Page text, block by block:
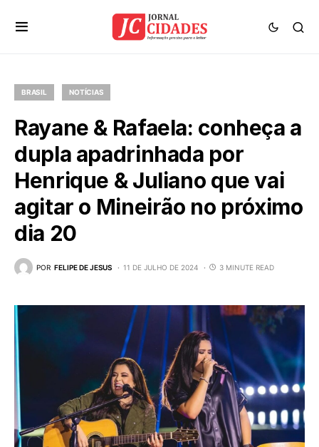
BRASIL NOTÍCIAS
Rayane & Rafaela: conheça a
dupla apadrinhada por
Henrique & Juliano que vai
agitar o Mineirão no próximo
dia 20
POR FELIPE DE JESUS 11 DE JULHO DE 2024 3 MINUTE READ